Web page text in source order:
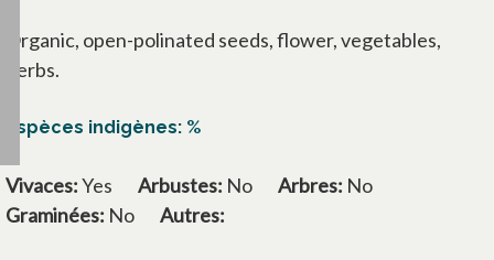
Organic, open-polinated seeds, flower, vegetables,
herbs.
Espèces indigènes: %
Vivaces:Yes Arbustes: No Arbres: No
Graminées: No Autres: